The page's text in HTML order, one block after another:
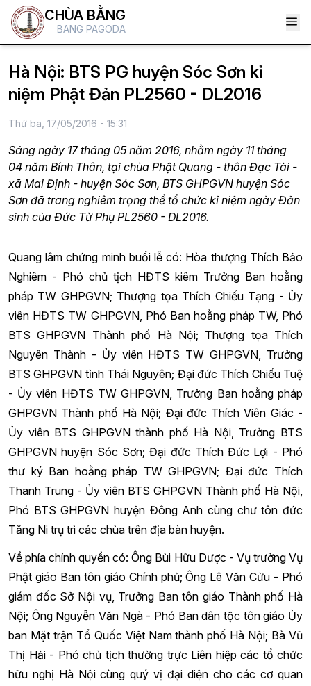
CHÙA BẰNG
BANG PAGODA
Hà Nội: BTS PG huyện Sóc Sơn kỉ
niệm Phật Đản PL2560 - DL2016
Thứ ba, 17/05/2016 - 15:31
Sáng ngày 17 tháng 05 năm 2016, nhằm ngày 11 tháng
04 năm Bính Thân, tại chùa Phật Quang - thôn Đạc Tài -
xã Mai Định - huyện Sóc Sơn, BTS GHPGVN huyện Sóc
Sơn đã trang nghiêm trọng thể tổ chức kỉ niệm ngày Đản
sinh của Đức Từ Phụ PL2560 - DL2016.
Quang lâm chứng minh buổi lễ có: Hòa thượng Thích Bảo
Nghiêm - Phó chủ tịch HĐTS kiêm Trưởng Ban hoằng
pháp TW GHPGVN; Thượng tọa Thích Chiếu Tạng - Ủy
viên HĐTS TW GHPGVN, Phó Ban hoằng pháp TW, Phó
BTS GHPGVN Thành phố Hà Nội; Thượng tọa Thích
Nguyên Thành - Ủy viên HĐTS TW GHPGVN, Trưởng
BTS GHPGVN tỉnh Thái Nguyên; Đại đức Thích Chiếu Tuệ
- Ủy viên HĐTS TW GHPGVN, Trưởng Ban hoằng pháp
GHPGVN Thành phố Hà Nội; Đại đức Thích Viên Giác -
Ủy viên BTS GHPGVN thành phố Hà Nội, Trưởng BTS
GHPGVN huyện Sóc Sơn; Đại đức Thích Đức Lợi - Phó
thư ký Ban hoằng pháp TW GHPGVN; Đại đức Thích
Thanh Trung - Ủy viên BTS GHPGVN Thành phố Hà Nội,
Phó BTS GHPGVN huyện Đông Anh cùng chư tôn đức
Tăng Ni trụ trì các chùa trên địa bàn huyện.
Về phía chính quyền có: Ông Bùi Hữu Dược - Vụ trưởng Vụ
Phật giáo Ban tôn giáo Chính phủ; Ông Lê Văn Cửu - Phó
giám đốc Sở Nội vụ, Trưởng Ban tôn giáo Thành phố Hà
Nội; Ông Nguyễn Văn Ngà - Phó Ban dân tộc tôn giáo Ủy
ban Mặt trận Tổ Quốc Việt Nam thành phố Hà Nội; Bà Vũ
Thị Hải - Phó chủ tịch thường trực Liên hiệp các tổ chức
hữu nghị Hà Nội cùng quý vị đại diện cho các cơ quan